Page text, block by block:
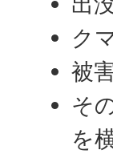
ク
被
そ
を